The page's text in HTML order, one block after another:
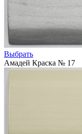
Выбрать
Амадей Краска № 17